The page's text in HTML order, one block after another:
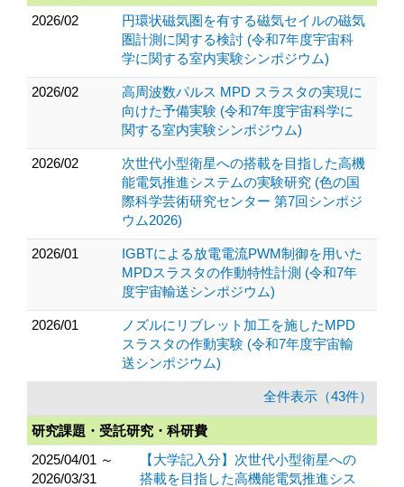
2026/02
円環状磁気圏を有する磁気セイルの磁気
圏計測に関する検討 (令和7年度宇宙科
学に関する室内実験シンポジウム)
2026/02
高周波数パルス MPD スラスタの実現に
向けた予備実験 (令和7年度宇宙科学に
関する室内実験シンポジウム)
2026/02
次世代小型衛星への搭載を目指した高機
能電気推進システムの実験研究 (色の国
際科学芸術研究センター 第7回シンポジ
ウム2026)
2026/01
IGBTによる放電電流PWM制御を用いた
MPDスラスタの作動特性計測 (令和7年
度宇宙輸送シンポジウム)
2026/01
ノズルにリブレット加工を施したMPD
スラスタの作動実験 (令和7年度宇宙輸
送シンポジウム)
全件表示（43件）
研究課題・受託研究・科研費
2025/04/01 ～
2026/03/31
【大学記入分】次世代小型衛星への
搭載を目指した高機能電気推進シス